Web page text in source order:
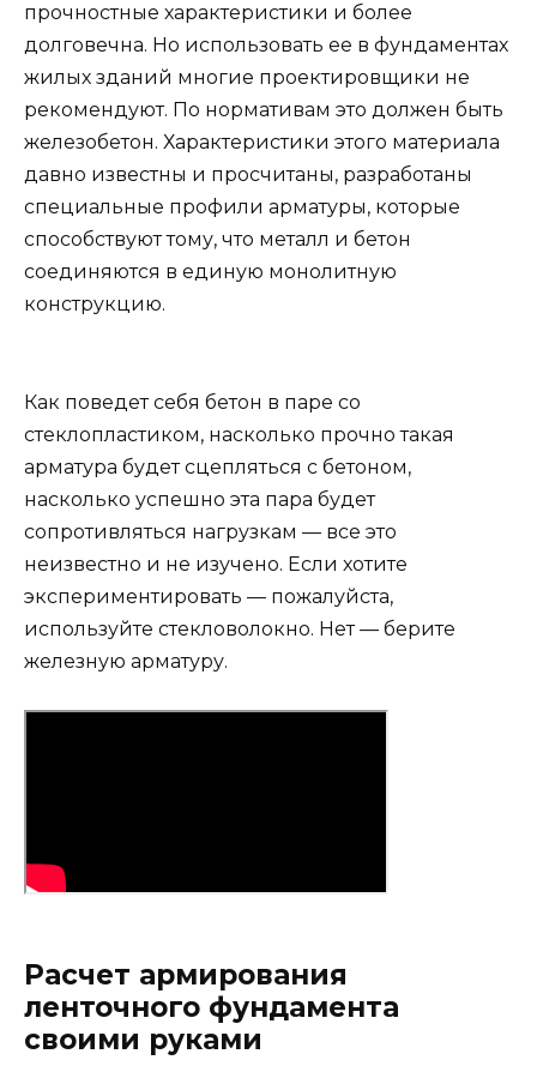
прочностные характеристики и более
долговечна. Но использовать ее в фундаментах
жилых зданий многие проектировщики не
рекомендуют. По нормативам это должен быть
железобетон. Характеристики этого материала
давно известны и просчитаны, разработаны
специальные профили арматуры, которые
способствуют тому, что металл и бетон
соединяются в единую монолитную
конструкцию.
Как поведет себя бетон в паре со
стеклопластиком, насколько прочно такая
арматура будет сцепляться с бетоном,
насколько успешно эта пара будет
сопротивляться нагрузкам — все это
неизвестно и не изучено. Если хотите
экспериментировать — пожалуйста,
используйте стекловолокно. Нет — берите
железную арматуру.
Расчет армирования
ленточного фундамента
своими руками